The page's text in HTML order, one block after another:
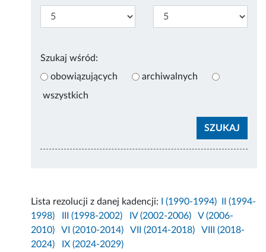
Szukaj wśród:
obowiązujących
archiwalnych
wszystkich
Lista rezolucji z danej kadencji: I (1990-1994)
II (1994-
1998)
III (1998-2002) IV (2002-2006)
V (2006-
2010)
VI (2010-2014) VII (2014-2018)
VIII (2018-
2024)
IX (2024-2029)